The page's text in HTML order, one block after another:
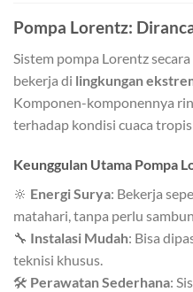
Pompa Lorentz:
Sistem pompa Lorentz
bekerja di lingkungan
Komponen-komponennya
terhadap kondisi cuaca
Keunggulan Utama Pompa
🔆 Energi Surya: Bekerja
matahari, tanpa perlu
🔧 Instalasi Mudah: Bisa
teknisi khusus.
🛠️ Perawatan Sederhana: